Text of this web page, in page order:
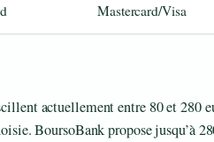
Mastercard/Visa
actuellement entre 80 et 280
BoursoBank propose jusqu’à